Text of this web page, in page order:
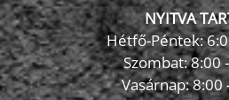
NYITVA
Hétfő-Péntek:
Szombat: 8:00
Vasárnap: 8:00